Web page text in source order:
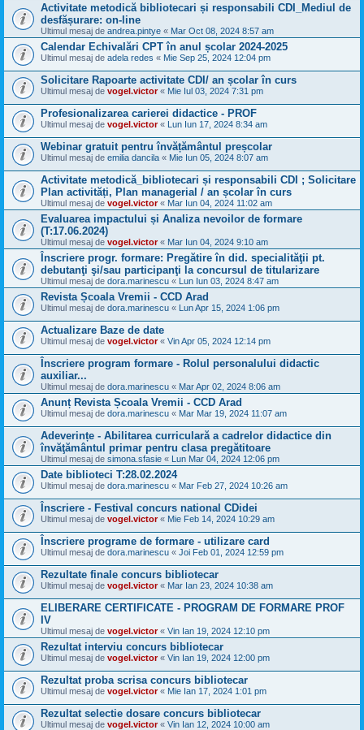
Activitate metodică bibliotecari și responsabili CDI_Mediul de
desfășurare: on-line
Ultimul mesaj de andrea.pintye « Mar Oct 08, 2024 8:57 am
Calendar Echivalări CPT în anul școlar 2024-2025
Ultimul mesaj de adela redes « Mie Sep 25, 2024 12:04 pm
Solicitare Rapoarte activitate CDI/ an școlar în curs
Ultimul mesaj de vogel.victor« Mie Iul 03, 2024 7:31 pm
Profesionalizarea carierei didactice - PROF
Ultimul mesaj de vogel.victor« Lun Iun 17, 2024 8:34 am
Webinar gratuit pentru învățământul preșcolar
Ultimul mesaj de emilia dancila « Mie Iun 05, 2024 8:07 am
Activitate metodică_bibliotecari și responsabili CDI ; Solicitare
Plan activități, Plan managerial / an școlar în curs
Ultimul mesaj de vogel.victor« Mar Iun 04, 2024 11:02 am
Evaluarea impactului și Analiza nevoilor de formare
(T:17.06.2024)
Ultimul mesaj de vogel.victor« Mar Iun 04, 2024 9:10 am
Înscriere progr. formare: Pregătire în did. specialităţii pt.
debutanţi şi/sau participanţi la concursul de titularizare
Ultimul mesaj de dora.marinescu « Lun Iun 03, 2024 8:47 am
Revista Școala Vremii - CCD Arad
Ultimul mesaj de dora.marinescu « Lun Apr 15, 2024 1:06 pm
Actualizare Baze de date
Ultimul mesaj de vogel.victor« Vin Apr 05, 2024 12:14 pm
Înscriere program formare - Rolul personalului didactic
auxiliar...
Ultimul mesaj de dora.marinescu « Mar Apr 02, 2024 8:06 am
Anunț Revista Școala Vremii - CCD Arad
Ultimul mesaj de dora.marinescu « Mar Mar 19, 2024 11:07 am
Adeverințe - Abilitarea curriculară a cadrelor didactice din
învăţământul primar pentru clasa pregătitoare
Ultimul mesaj de simona.sfasie « Lun Mar 04, 2024 12:06 pm
Date biblioteci T:28.02.2024
Ultimul mesaj de dora.marinescu « Mar Feb 27, 2024 10:26 am
Înscriere - Festival concurs national CDidei
Ultimul mesaj de vogel.victor« Mie Feb 14, 2024 10:29 am
Înscriere programe de formare - utilizare card
Ultimul mesaj de dora.marinescu « Joi Feb 01, 2024 12:59 pm
Rezultate finale concurs bibliotecar
Ultimul mesaj de vogel.victor« Mar Ian 23, 2024 10:38 am
ELIBERARE CERTIFICATE - PROGRAM DE FORMARE PROF
IV
Ultimul mesaj de vogel.victor« Vin Ian 19, 2024 12:10 pm
Rezultat interviu concurs bibliotecar
Ultimul mesaj de vogel.victor« Vin Ian 19, 2024 12:00 pm
Rezultat proba scrisa concurs bibliotecar
Ultimul mesaj de vogel.victor« Mie Ian 17, 2024 1:01 pm
Rezultat selectie dosare concurs bibliotecar
Ultimul mesaj de vogel.victor« Vin Ian 12, 2024 10:00 am